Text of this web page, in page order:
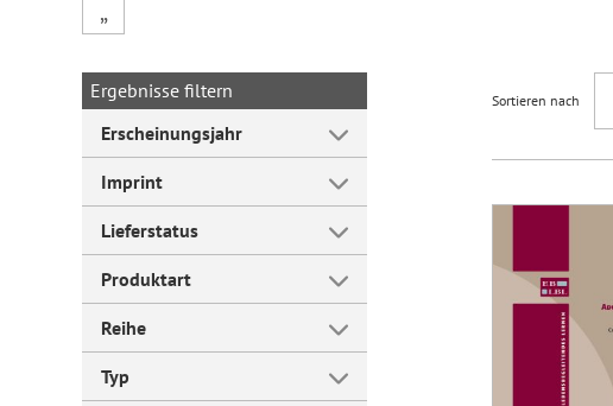
Forum Arbeitslehre
„
Ergebnisse filtern
Erscheinungsjahr
Imprint
Lieferstatus
Produktart
Reihe
Typ
Sortieren nach